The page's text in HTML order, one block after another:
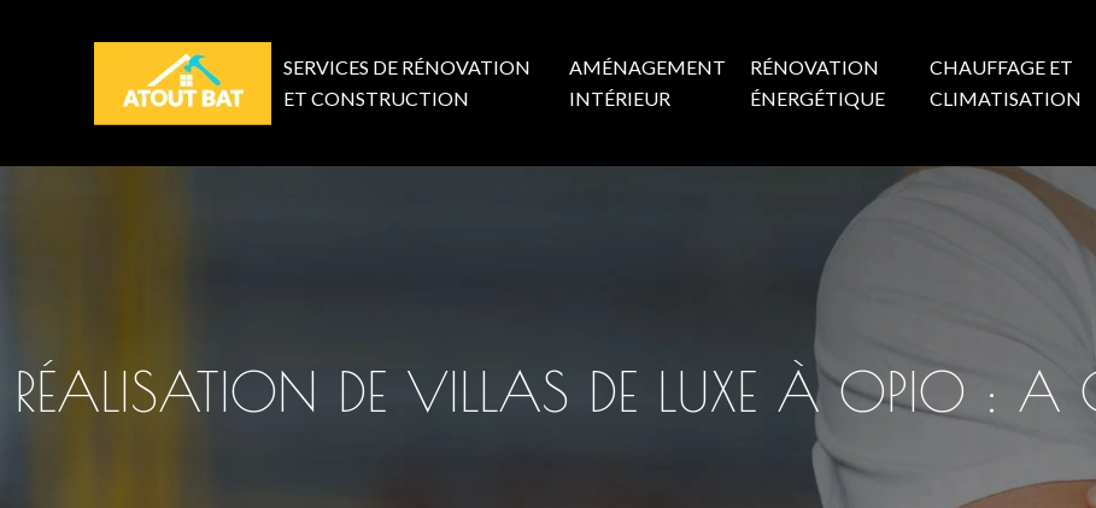
SERVICES DE RÉNOVATION
ET CONSTRUCTION
AMÉNAGEMENT
INTÉRIEUR
RÉNOVATION
ÉNERGÉTIQUE
CHAUFFAGE ET
CLIMATISATION
RÉALISATION DE VILLAS DE LUXE À OPIO : A